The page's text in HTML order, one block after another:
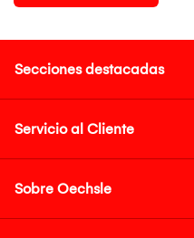
Secciones destacadas
Servicio al Cliente
Sobre Oechsle